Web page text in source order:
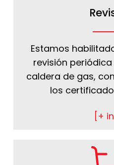
Estamos
revisión
caldera de gas,
los
[+